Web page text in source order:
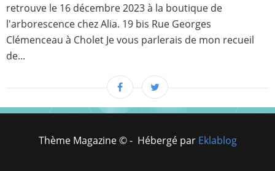
retrouve le 16 décembre 2023 à la boutique de
l'arborescence chez Alia. 19 bis Rue Georges
Clémenceau à Cholet Je vous parlerais de mon recueil
de...
Thème Magazine © - Hébergé par Eklablog